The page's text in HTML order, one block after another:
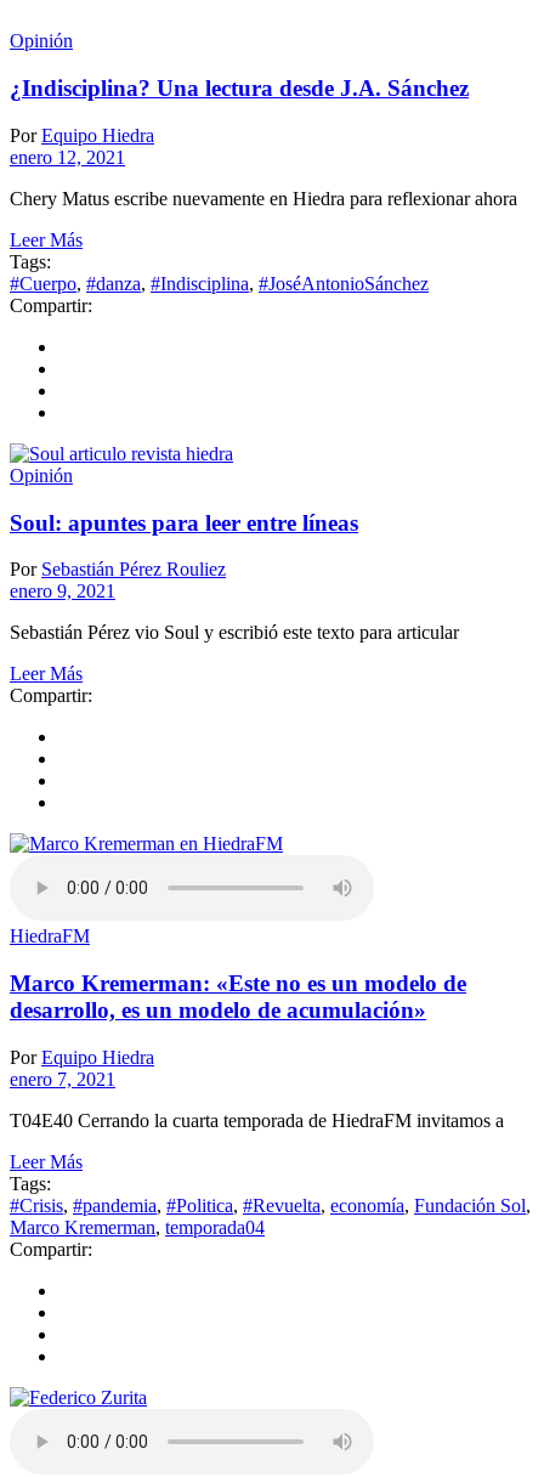
Opinión
¿Indisciplina? Una lectura desde J.A. Sánchez
PorEquipo Hiedra
enero 12, 2021
Chery Matus escribe nuevamente en Hiedra para reflexionar ahora
Leer Más
Tags:
#Cuerpo, #danza, #Indisciplina, #JoséAntonioSánchez
Compartir:
Opinión
Soul: apuntes para leer entre líneas
Por Sebastián Pérez Rouliez
enero 9, 2021
Sebastián Pérez vio Soul y escribió este texto para articular
Leer Más
Compartir:
HiedraFM
Marco Kremerman: «Este no es un modelo de
desarrollo, es un modelo de acumulación»
PorEquipo Hiedra
enero 7, 2021
T04E40 Cerrando la cuarta temporada de HiedraFM invitamos a
Leer Más
Tags:
#Crisis, #pandemia, #Politica, #Revuelta, economía, Fundación Sol,
Marco Kremerman, temporada04
Compartir: